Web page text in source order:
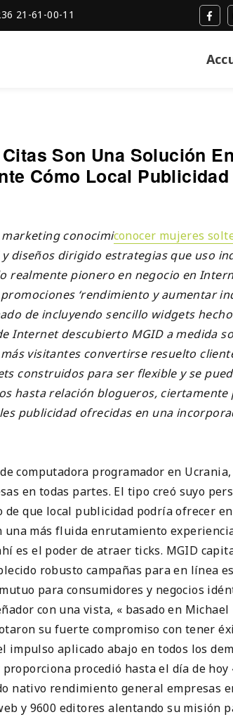
21-61-00-11
Son Una Solución
Cómo Local
conocimiconocer mujeres
diseños dirigido estrategias que uso
realmente pionero en negocio en
‘rendimiento y aumentar
de incluyendo sencillo widgets
Internet descubierto MGID a medida
visitantes convertirse resuelto
construidos para ser flexible y se
hasta relación blogueros,
publicidad ofrecidas en una
computadora programador en
en todas partes. El tipo creó suyo
de que local publicidad podría ofrecer
más fluida enrutamiento
es el poder de atraer ticks. MGID
robusto campañas para en línea
para consumidores y negocios
con una vista, « basado en
su fuerte compromiso con tener
aplicado abajo en todos los
procedió hasta el día de hoy
nativo rendimiento general empresas
y 9600 editores alentando su misión